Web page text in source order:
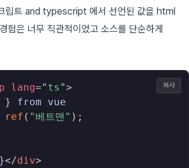
립트 and typescript 에서 선언된 값을 html
험은 너무 직관적이었고 소스를 단순하게
lang=" ts ">
}
ref ( "베트맨" ) ;
</div>
복사